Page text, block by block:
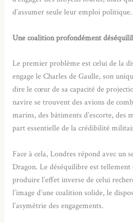
d’assumer seule leur emploi politique.
Une coalition profondément
Le premier problème est celui de la
engage le Charles de Gaulle, son
dire le cœur de sa capacité de
navire se trouvent des avions de
marins, des bâtiments d’escorte, des
part essentielle de la crédibilité
Face à cela, Londres répond avec un
Dragon. Le déséquilibre est
produire l’effet inverse de celui
l’image d’une coalition solide, le
l’asymétrie des engagements.